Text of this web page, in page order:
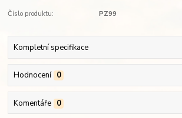
Číslo produktu: PZ99
Kompletní specifikace
Hodnocení 0
Komentáře 0